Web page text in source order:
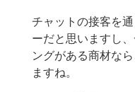
チャットの接客を
ーだと思いますし
ングがある商材な
ますね。